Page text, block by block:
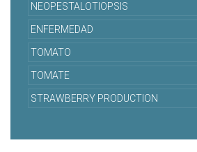
NEOPESTALOTIOPSIS
ENFERMEDAD
TOMATO
TOMATE
STRAWBERRY PRODUCTION